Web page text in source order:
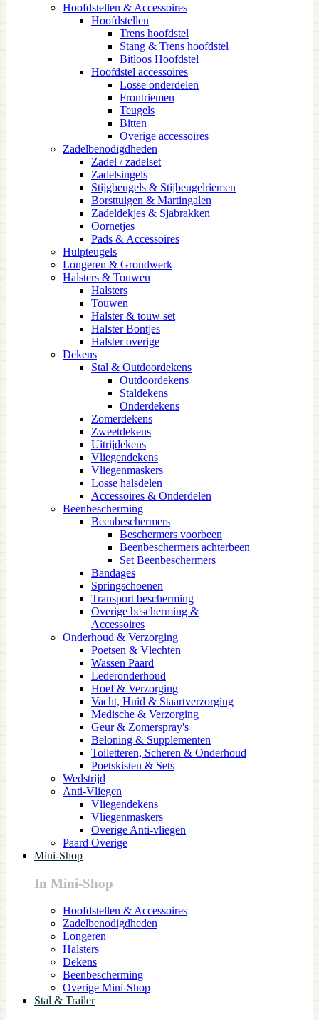
Hoofdstellen & Accessoires
Hoofdstellen
Trens hoofdstel
Stang & Trens hoofdstel
Bitloos Hoofdstel
Hoofdstel accessoires
Losse onderdelen
Frontriemen
Teugels
Bitten
Overige accessoires
Zadelbenodigdheden
Zadel / zadelset
Zadelsingels
Stijgbeugels & Stijbeugelriemen
Borsttuigen & Martingalen
Zadeldekjes & Sjabrakken
Oornetjes
Pads & Accessoires
Hulpteugels
Longeren & Grondwerk
Halsters & Touwen
Halsters
Touwen
Halster & touw set
Halster Bontjes
Halster overige
Dekens
Stal & Outdoordekens
Outdoordekens
Staldekens
Onderdekens
Zomerdekens
Zweetdekens
Uitrijdekens
Vliegendekens
Vliegenmaskers
Losse halsdelen
Accessoires & Onderdelen
Beenbescherming
Beenbeschermers
Beschermers voorbeen
Beenbeschermers achterbeen
Set Beenbeschermers
Bandages
Springschoenen
Transport bescherming
Overige bescherming &
Accessoires
Onderhoud & Verzorging
Poetsen & Vlechten
Wassen Paard
Lederonderhoud
Hoef & Verzorging
Vacht, Huid & Staartverzorging
Medische & Verzorging
Geur & Zomerspray's
Beloning & Supplementen
Toiletteren, Scheren & Onderhoud
Poetskisten & Sets
Wedstrijd
Anti-Vliegen
Vliegendekens
Vliegenmaskers
Overige Anti-vliegen
Paard Overige
Mini-Shop
In Mini-Shop
Hoofdstellen & Accessoires
Zadelbenodigdheden
Longeren
Halsters
Dekens
Beenbescherming
Overige Mini-Shop
Stal & Trailer